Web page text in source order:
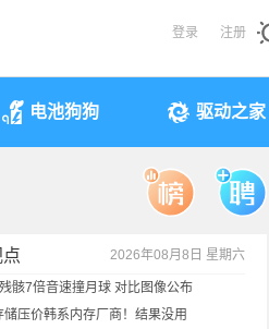
登录 注册
电池狗狗 驱动之家
2026年08月8日 星期六
骸7倍音速撞月球 对比图像公布
压价韩系内存厂商！结果没用